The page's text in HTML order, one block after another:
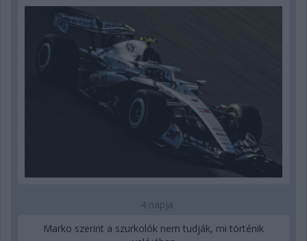
4 napja
Marko szerint a szurkolók nem tudják, mi történik